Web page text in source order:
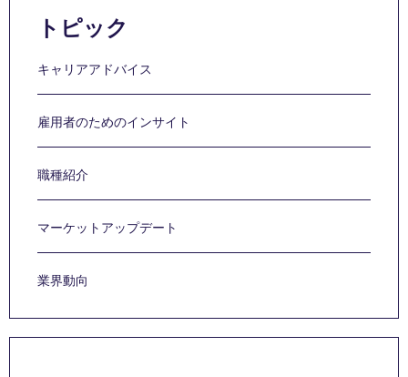
トピック
キャリアアドバイス
雇用者のためのインサイト
職種紹介
マーケットアップデート
業界動向